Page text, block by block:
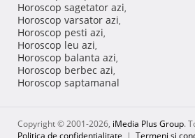
Horoscop sagetator azi,
Horoscop varsator azi,
Horoscop pesti azi,
Horoscop leu azi,
Horoscop balanta azi,
Horoscop berbec azi,
Horoscop saptamanal
Copyright © 2001-2026, iMedia Plus Group.